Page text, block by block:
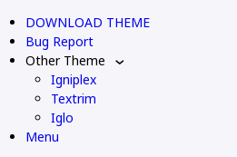
DOWNLOAD THEME
Bug Report
Other Theme
Igniplex
Textrim
Iglo
Menu